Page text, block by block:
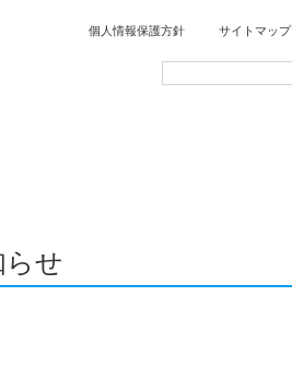
個人情報保護方針 サイトマップ
せ